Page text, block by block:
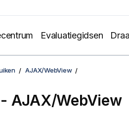
Evaluatiegidsen
AJAX/WebView
AJAX/WebView